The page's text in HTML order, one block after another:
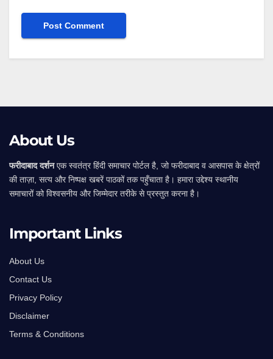
About Us
फरीदाबाद दर्शनएक स्वतंत्र हिंदी समाचार पोर्टल है, जो फरीदाबाद व आसपास के क्षेत्रों
की ताज़ा, सत्य और निष्पक्ष खबरें पाठकों तक पहुँचाता है। हमारा उद्देश्य स्थानीय
समाचारों को विश्वसनीय और जिम्मेदार तरीके से प्रस्तुत करना है।
Important Links
About Us
Contact Us
Privacy Policy
Disclaimer
Terms & Conditions